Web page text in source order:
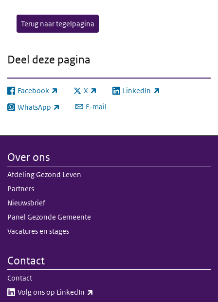
Terug naar tegelpagina
Deel deze pagina
Facebook
(externe link) X
(externe link) LinkedIn
(externe link)
WhatsApp
(externe link) E-mail
Over ons
Afdeling Gezond Leven
Partners
Nieuwsbrief
Panel Gezonde Gemeente
Vacatures en stages
Contact
Contact
Volg ons op LinkedIn​​